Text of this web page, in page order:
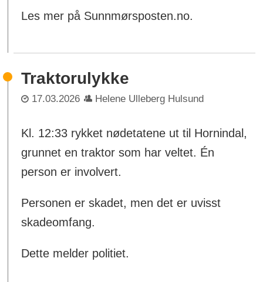
Les mer på Sunnmørsposten.no.
Traktorulykke
17.03.2026 Helene Ulleberg Hulsund
Kl. 12:33 rykket nødetatene ut til Hornindal,
grunnet en traktor som har veltet. Én
person er involvert.
Personen er skadet, men det er uvisst
skadeomfang.
Dette melder politiet.